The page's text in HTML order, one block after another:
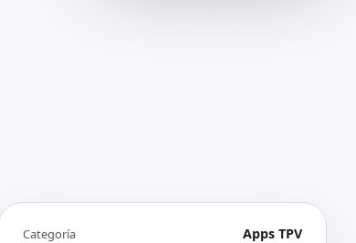
Categoría Apps TPV